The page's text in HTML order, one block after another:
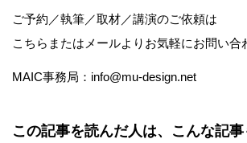
ご予約／執筆／取材／講演のご依頼は
こちら またはメールよりお気軽にお問い合
MAIC事務局：info@mu-design.net
この記事を読んだ人は、こんな記